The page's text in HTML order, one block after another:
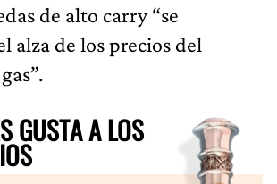
de alto carry “se
alza de los precios del
GUSTA A LOS